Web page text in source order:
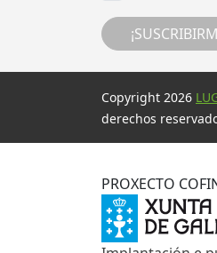
Copyright 2026
derechos
PROXECTO